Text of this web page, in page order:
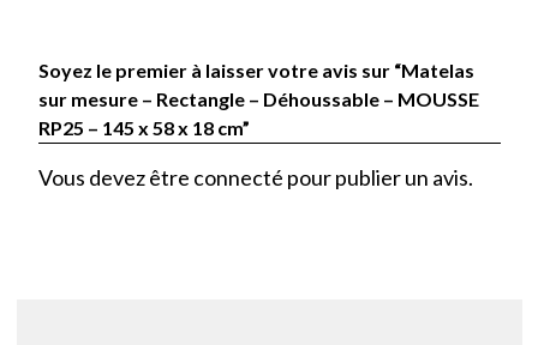
Soyez le premier à laisser votre avis sur “Matelas
sur mesure – Rectangle – Déhoussable – MOUSSE
RP25 – 145 x 58 x 18 cm”
Vous devez être connecté pour publier un avis.